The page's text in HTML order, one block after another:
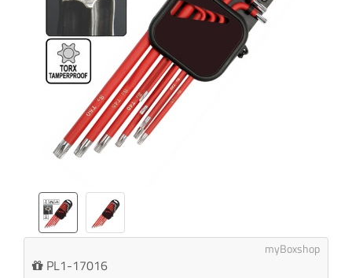
myBoxshop
PL1-17016